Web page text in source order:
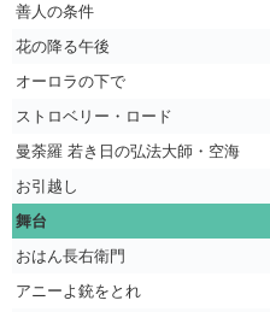
善人の条件
花の降る午後
オーロラの下で
ストロベリー・ロード
曼荼羅 若き日の弘法大師・空海
お引越し
舞台
おはん長右衛門
アニーよ銃をとれ